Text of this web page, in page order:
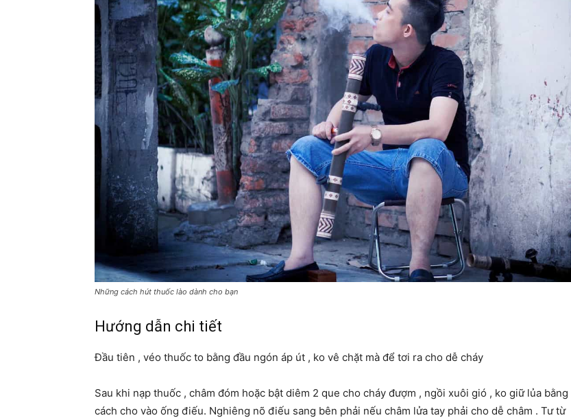
ta
Những cách hút thuốc lào dành cho bạn
Hướng dẫn chi tiết
Đầu tiên , véo thuốc to bằng đầu ngón áp út , ko vê chặt mà để tơi ra cho dễ cháy
Sau khi nạp thuốc , châm đóm hoặc bật diêm 2 que cho cháy đượm , ngồi xuôi gió , ko giữ lủa bằng
cách cho vào ống điếu. Nghiêng nõ điếu sang bên phải nếu châm lửa tay phải cho dễ châm . Tư từ